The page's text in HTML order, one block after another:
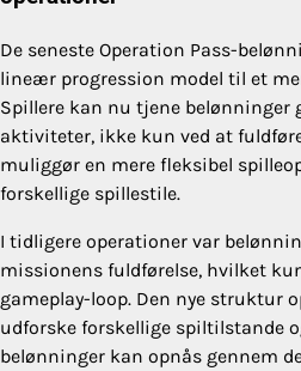
De seneste Operation Pass-
lineær progression model til et
Spillere kan nu tjene belønninger
aktiviteter, ikke kun ved at
muliggør en mere fleksibel
forskellige spillestile.
I tidligere operationer var
missionens fuldførelse, hvilket
gameplay-loop. Den nye struktur
udforske forskellige spiltilstande
belønninger kan opnås gennem